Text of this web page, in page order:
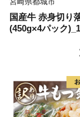
国産牛 赤身切り
(450g×4パック